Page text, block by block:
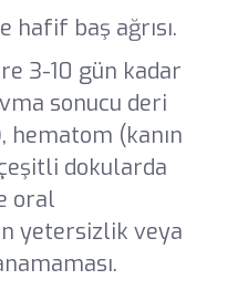
hafif baş ağrısı.
3-10 gün kadar
sonucu deri
hematom (kanın
dokularda
oral
yetersizlik veya